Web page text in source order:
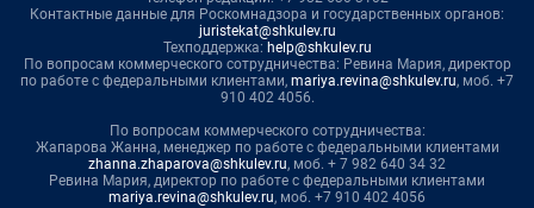
Контактные данные для Роскомнадзора и государственных органов:
juristekat@shkulev.ru
Техподдержка: help@shkulev.ru
По вопросам коммерческого сотрудничества: Ревина Мария, директор
по работе с федеральными клиентами, mariya.revina@shkulev.ru, моб. +7
910 402 4056.
По вопросам коммерческого сотрудничества:
Жапарова Жанна, менеджер по работе с федеральными клиентами
zhanna.zhaparova@shkulev.ru, моб. + 7 982 640 34 32
Ревина Мария, директор по работе с федеральными клиентами
mariya.revina@shkulev.ru, моб. +7 910 402 4056